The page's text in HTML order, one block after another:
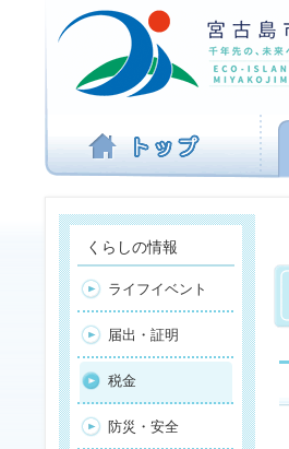
ビ
を
ば
す
くらしの情報
ライフイベント
届出・証明
税金
防災・安全